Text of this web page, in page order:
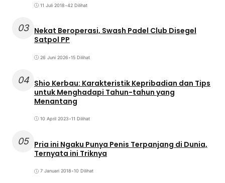
11 Juli 2018•42 Dilihat
03 Nekat Beroperasi, Swash Padel Club Disegel
Satpol PP
26 Juni 2026•15 Dilihat
04 Shio Kerbau: Karakteristik Kepribadian dan Tips
untuk Menghadapi Tahun-tahun yang
Menantang
10 April 2023•11 Dilihat
05 Pria ini Ngaku Punya Penis Terpanjang di Dunia,
Ternyata ini Triknya
7 Januari 2018•10 Dilihat